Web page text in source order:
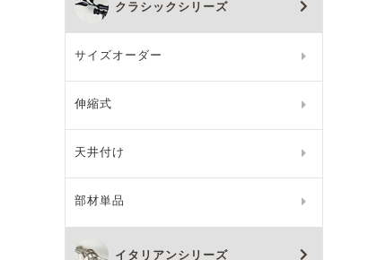
クラシックシリーズ
サイズオーダー
伸縮式
天井付け
部材単品
イタリアンシリーズ